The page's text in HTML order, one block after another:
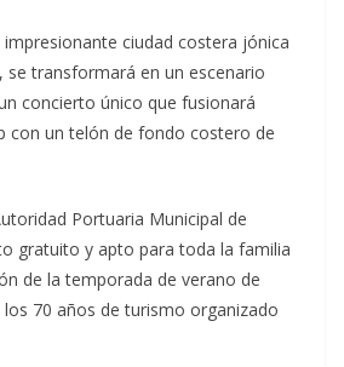
ciudad costera jónica
, se transformará en un escenario
concierto único que fusionará
con un telón de fondo costero de
Portuaria Municipal de
gratuito y apto para toda la familia
de la temporada de verano de
70 años de turismo organizado